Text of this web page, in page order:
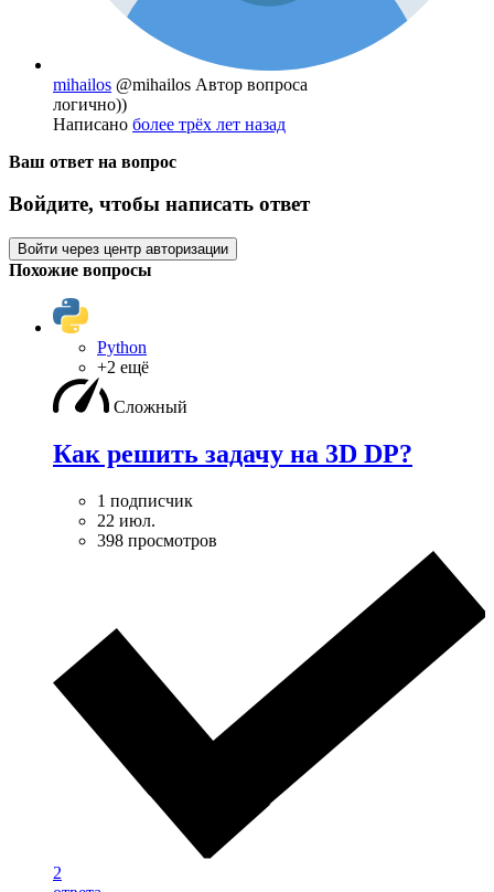
mihailos @mihailos Автор вопроса
логично))
Написано более трёх лет назад
Ваш ответ на вопрос
Войдите, чтобы написать ответ
Войти через центр авторизации
Похожие вопросы
Python
+2 ещё
Сложный
Как решить задачу на 3D DP?
1 подписчик
22 июл.
398 просмотров
2